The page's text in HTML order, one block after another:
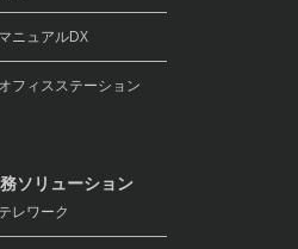
ニュアルDX
フィスステーション
ソリューション
レワーク